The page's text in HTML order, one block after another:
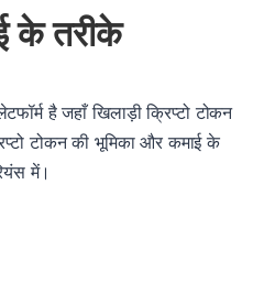
के तरीके
है जहाँ खिलाड़ी क्रिप्टो टोकन
टोकन की भूमिका और कमाई के
में।